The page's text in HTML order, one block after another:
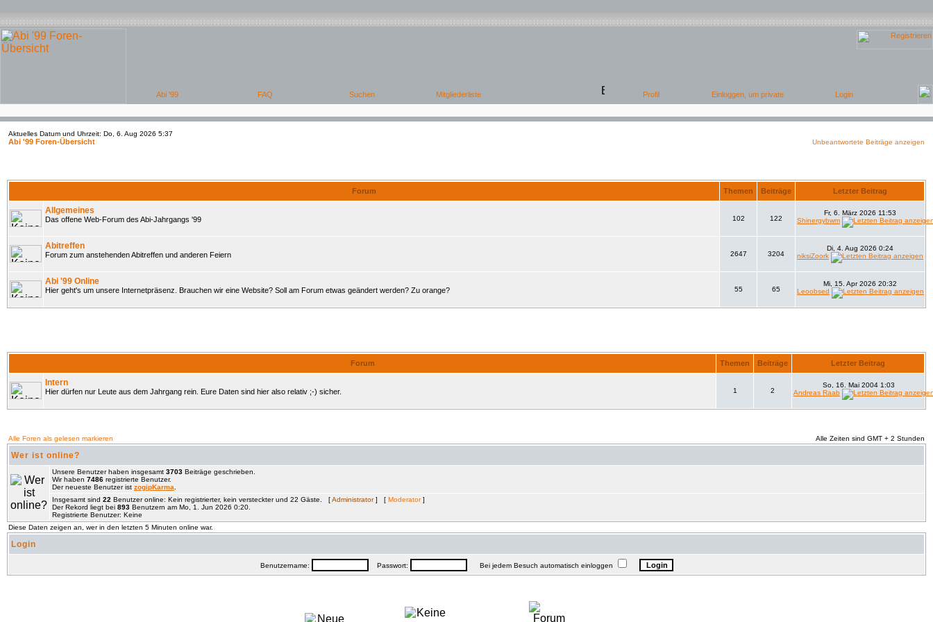
Aktuelles Datum und Uhrzeit: Do, 6. Aug 2026 5:37
Abi '99 Foren-Übersicht Unbeantwortete Beiträge anzeigen
Forum Themen Beiträge Letzter Beitrag
Allgemeines
Das offene Web-Forum des Abi-Jahrgangs '99 102 122
Fr, 6. März 2026 11:53
Shinergybwm
Abitreffen
Forum zum anstehenden Abitreffen und anderen Feiern 2647 3204
Di, 4. Aug 2026 0:24
niksiZoork
Abi '99 Online
Hier geht's um unsere Internetpräsenz. Brauchen wir eine Website? Soll am Forum etwas geändert werden? Zu orange? 55 65
Mi, 15. Apr 2026 20:32
Leoobsed
Forum Themen Beiträge Letzter Beitrag
Intern
Hier dürfen nur Leute aus dem Jahrgang rein. Eure Daten sind hier also relativ ;-) sicher. 1 2
So, 16. Mai 2004 1:03
Andreas Raab
Alle Foren als gelesen markieren Alle Zeiten sind GMT + 2 Stunden
Wer ist online?
Unsere Benutzer haben insgesamt 3703 Beiträge geschrieben.
Wir haben 7486 registrierte Benutzer.
Der neueste Benutzer ist zogipKarma
Insgesamt sind 22 Benutzer online: Kein registrierter, kein versteckter und 22 Gäste. [Administrator] [ Moderator]
Der Rekord liegt bei 893 Benutzern am Mo, 1. Jun 2026 0:20.
Registrierte Benutzer: Keine
Diese Daten zeigen an, wer in den letzten 5 Minuten online war.
Login
Benutzername: Passwort: Bei jedem Besuch automatisch einloggen